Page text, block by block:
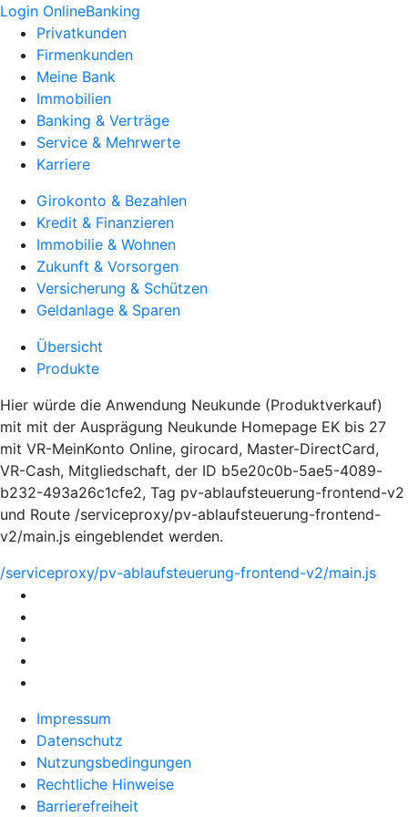
Login OnlineBanking
Privatkunden
Firmenkunden
Meine Bank
Immobilien
Banking & Verträge
Service & Mehrwerte
Karriere
Girokonto & Bezahlen
Kredit & Finanzieren
Immobilie & Wohnen
Zukunft & Vorsorgen
Versicherung & Schützen
Geldanlage & Sparen
Übersicht
Produkte
Hier würde die Anwendung Neukunde (Produktverkauf)
mit mit der Ausprägung Neukunde Homepage EK bis 27
mit VR-MeinKonto Online, girocard, Master-DirectCard,
VR-Cash, Mitgliedschaft, der ID b5e20c0b-5ae5-4089-
b232-493a26c1cfe2, Tag pv-ablaufsteuerung-frontend-v2
und Route /serviceproxy/pv-ablaufsteuerung-frontend-
v2/main.js eingeblendet werden.
/serviceproxy/pv-ablaufsteuerung-frontend-v2/main.js
Impressum
Datenschutz
Nutzungsbedingungen
Rechtliche Hinweise
Barrierefreiheit